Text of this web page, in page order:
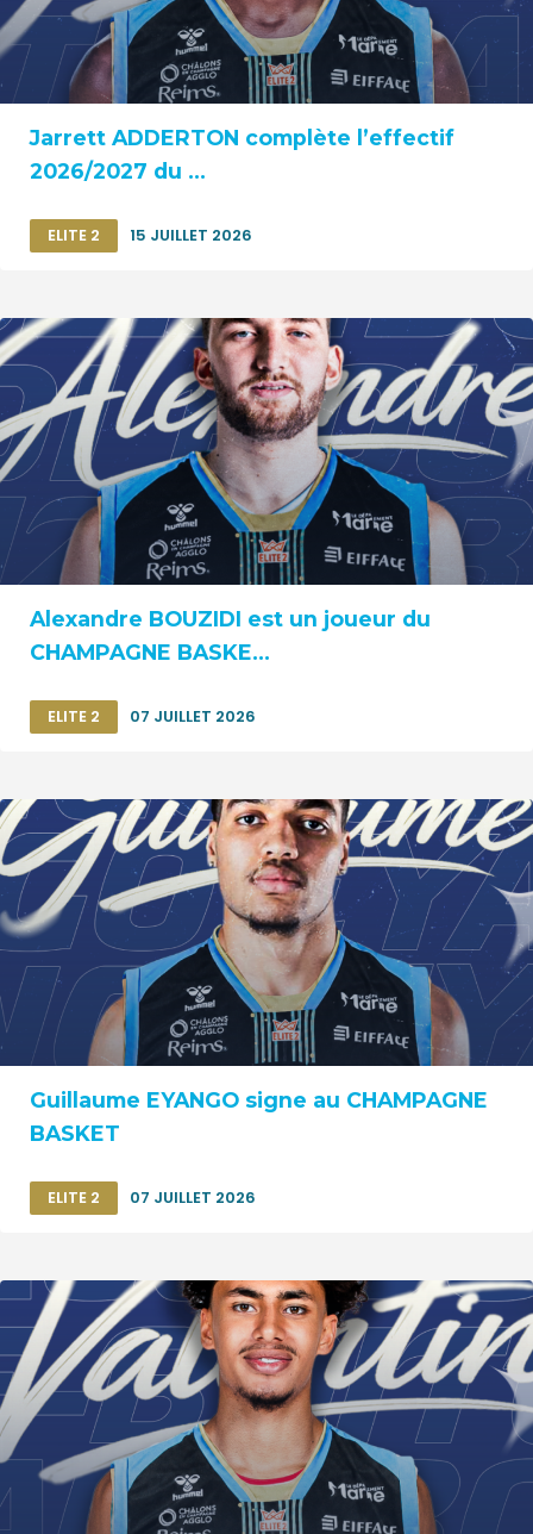
Jarrett ADDERTON complète l’effectif
2026/2027 du ...
ELITE 2 15 JUILLET 2026
Alexandre BOUZIDI est un joueur du
CHAMPAGNE BASKE...
ELITE 2 07 JUILLET 2026
Guillaume EYANGO signe au CHAMPAGNE
BASKET
ELITE 2 07 JUILLET 2026